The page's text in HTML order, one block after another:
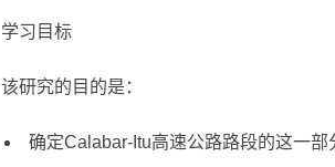
学习目标
该研究的目的是：
确定Calabar-Itu高速公路路段的这一